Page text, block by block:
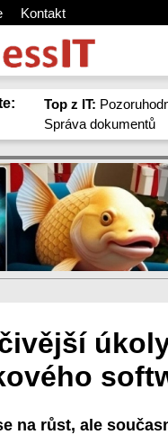
Kontakt
Top z IT:
Správa dokumentů
na růst, ale